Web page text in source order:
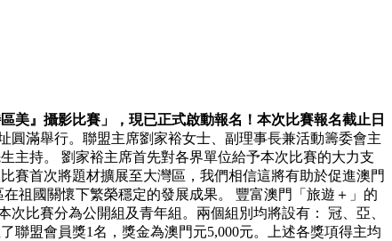
美』攝影比賽」，現已正式啟動報名！本次比賽報名截止日
滿舉行。聯盟主席劉家裕女士、副理事長兼活動籌委會主
主持。 劉家裕主席首先對各界單位給予本次比賽的大力支
賽首次將題材擴展至大灣區，我們相信這將有助於促進澳門
祖國關懷下繁榮穩定的發展成果。 豐富澳門「旅遊＋」的
比賽分為公開組及青年組。兩個組別均將設有： 冠、亞、
聯盟會員獎1名，獎金為澳門元5,000元。上述各獎項得主均